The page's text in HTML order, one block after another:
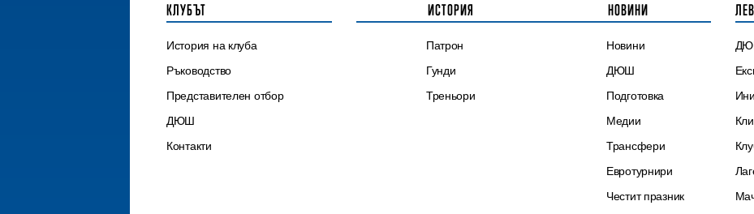
КЛУБЪТ
История на клуба
Ръководство
Представителен отбор
ДЮШ
Контакти
ИСТОРИЯ
Патрон
Гунди
Треньори
НОВИНИ
Новини
ДЮШ
Подготовка
Медии
Трансфери
Евротурнири
Честит празник